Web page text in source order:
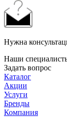
Нужна
Наши
Задать вопрос
Каталог
Акции
Услуги
Бренды
Компания